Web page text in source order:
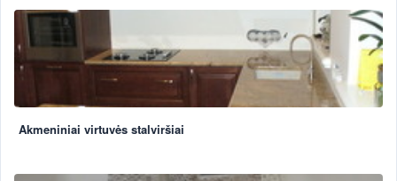
Akmeniniai virtuvės stalviršiai